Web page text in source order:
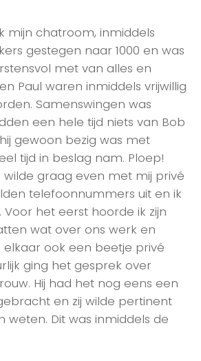
mijn chatroom, inmiddels
gestegen naar 1000 en was
met van alles en
Paul waren inmiddels vrijwillig
Samenswingen was
een hele tijd niets van Bob
gewoon bezig was met
tijd in beslag nam. Ploep!
wilde graag even met mij privé
telefoonnummers uit en ik
het eerst hoorde ik zijn
wat over ons werk en
ook een beetje privé
ging het gesprek over
Hij had het nog eens een
en zij wilde pertinent
weten. Dit was inmiddels de